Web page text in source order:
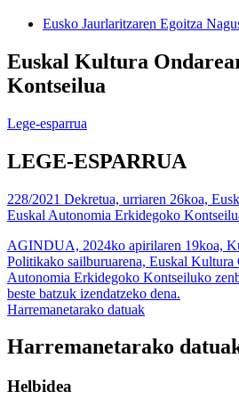
Eusko Jaurlaritzaren Egoitza
Euskal Kultura
Kontseilua
Lege-esparrua
LEGE-ESPARRUA
228/2021 Dekretua, urriaren 26koa,
Euskal Autonomia Erkidegoko
AGINDUA, 2024ko apirilaren 19koa,
Politikako sailburuarena, Euskal Kultura
Autonomia Erkidegoko Kontseiluko
beste batzuk izendatzeko dena.
Harremanetarako datuak
Harremanetarako
Helbidea